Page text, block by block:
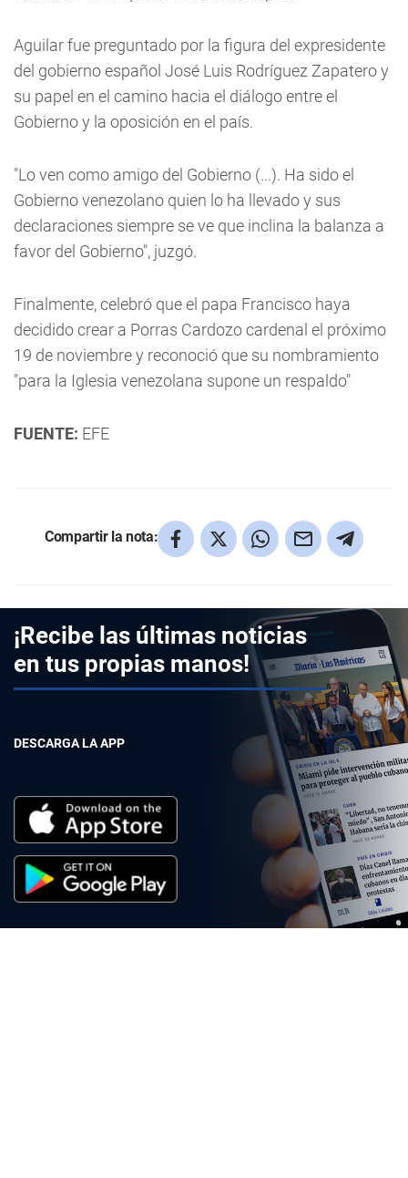
Aguilar fue preguntado por la figura del expresidente
del gobierno español José Luis Rodríguez Zapatero y
su papel en el camino hacia el diálogo entre el
Gobierno y la oposición en el país.
"Lo ven como amigo del Gobierno (...). Ha sido el
Gobierno venezolano quien lo ha llevado y sus
declaraciones siempre se ve que inclina la balanza a
favor del Gobierno", juzgó.
Finalmente, celebró que el papa Francisco haya
decidido crear a Porras Cardozo cardenal el próximo
19 de noviembre y reconoció que su nombramiento
"para la Iglesia venezolana supone un respaldo"
FUENTE: EFE
Compartir la nota:
¡Recibe las últimas noticias
en tus propias manos!
DESCARGA LA APP